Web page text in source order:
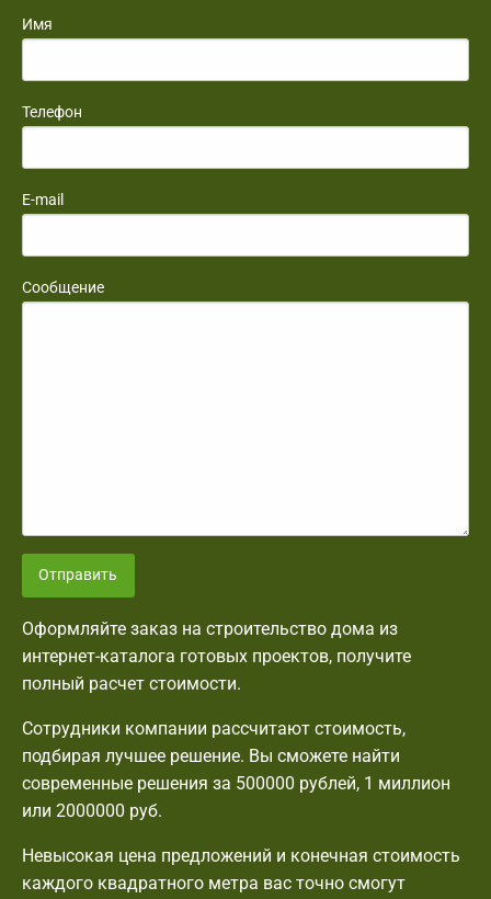
Имя
Телефон
E-mail
Сообщение
Отправить
Оформляйте заказ на строительство дома из
интернет-каталога готовых проектов, получите
полный расчет стоимости.
Сотрудники компании рассчитают стоимость,
подбирая лучшее решение. Вы сможете найти
современные решения за 500000 рублей, 1 миллион
или 2000000 руб.
Невысокая цена предложений и конечная стоимость
каждого квадратного метра вас точно смогут